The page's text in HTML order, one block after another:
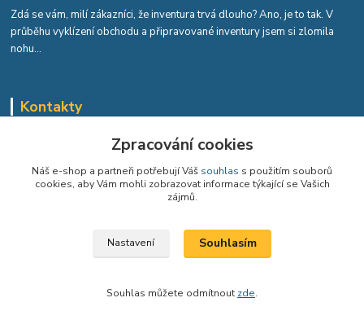
Zdá se vám, milí zákazníci, že inventura trvá dlouho? Ano, je to tak. V
průběhu vyklízení obchodu a připravované inventury jsem si zlomila
nohu...
Kontakty
Romana Tykvová
+420 608 519 697
info@romantykxxl.cz
Zpracování cookies
Náš e-shop a partneři potřebují Váš souhlas s použitím souborů
cookies, aby Vám mohli zobrazovat informace týkající se Vašich
zájmů.
Nastavení Souhlasím
Souhlas můžete odmítnout zde.